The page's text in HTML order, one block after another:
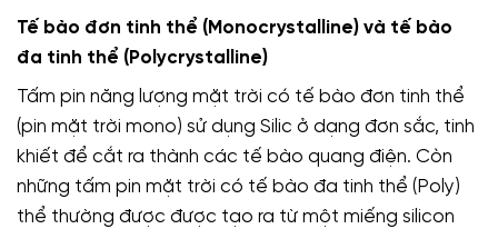
Tế bào đơn tinh thể (Monocrystalline) và tế bào
đa tinh thể (Polycrystalline)
Tấm pin năng lượng mặt trời có tế bào đơn tinh thể
(pin mặt trời mono) sử dụng Silic ở dạng đơn sắc, tinh
khiết để cắt ra thành các tế bào quang điện. Còn
những tấm pin mặt trời có tế bào đa tinh thể (Poly)
thể thường được được tạo ra từ một miếng silicon